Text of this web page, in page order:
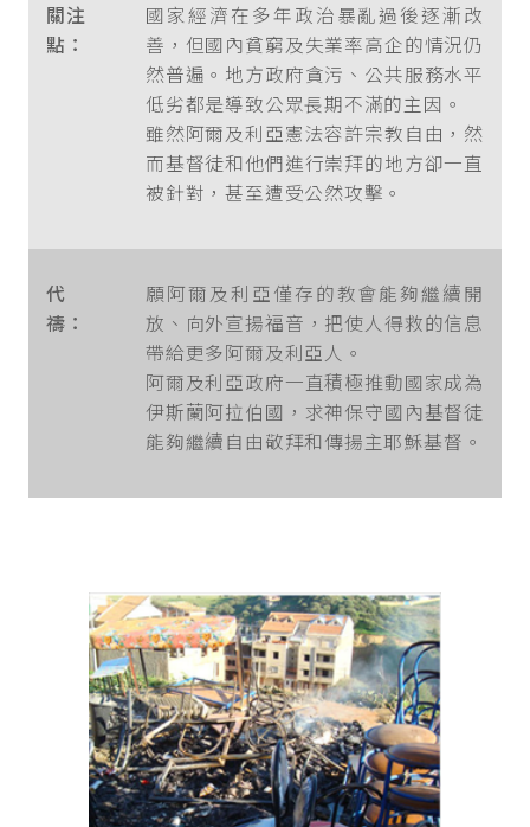
關注
點：
國家經濟在多年政治暴亂過後逐漸改
善，但國內貧窮及失業率高企的情況仍
然普遍。地方政府貪污、公共服務水平
低劣都是導致公眾長期不滿的主因。
雖然阿爾及利亞憲法容許宗教自由，然
而基督徒和他們進行崇拜的地方卻一直
被針對，甚至遭受公然攻擊。
代
禱：
願阿爾及利亞僅存的教會能夠繼續開
放、向外宣揚福音，把使人得救的信息
帶給更多阿爾及利亞人。
阿爾及利亞政府一直積極推動國家成為
伊斯蘭阿拉伯國，求神保守國內基督徒
能夠繼續自由敬拜和傳揚主耶穌基督。